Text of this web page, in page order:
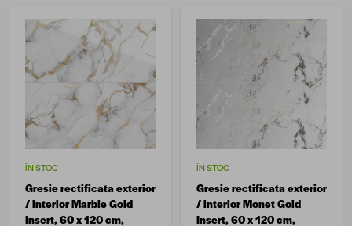
ÎN STOC
Gresie rectificata exterior
/ interior Marble Gold
Insert, 60 x 120 cm,
ÎN STOC
Gresie rectificata exterior
/ interior Monet Gold
Insert, 60 x 120 cm,